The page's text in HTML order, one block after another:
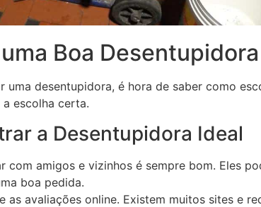
Boa
uma desentupidora, é hora de saber como
escolha certa.
a Desentupidora Ideal
com amigos e vizinhos é sempre bom. Eles
boa pedida.
as avaliações online. Existem muitos sites e